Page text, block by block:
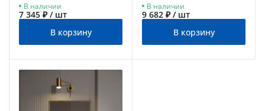
В наличии
7 345 ₽ / шт
В корзину
В наличии
9 682 ₽ / шт
В корзину